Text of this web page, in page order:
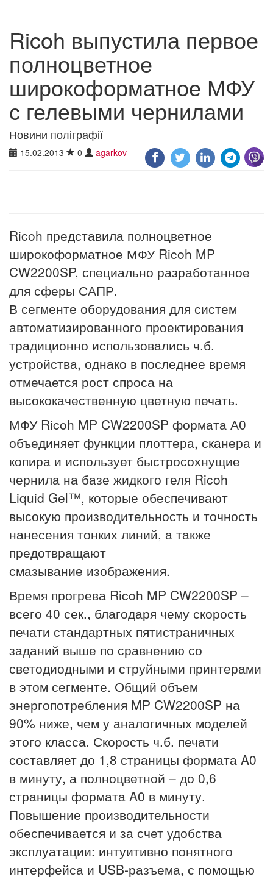
Ricoh выпустила первое
полноцветное
широкоформатное МФУ
с гелевыми чернилами
Новини поліграфії
15.02.2013 0 agarkov
Ricoh представила полноцветное
широкоформатное МФУ Ricoh MP
CW2200SP, специально разработанное
для сферы САПР.
В сегменте оборудования для систем
автоматизированного проектирования
традиционно использовались ч.б.
устройства, однако в последнее время
отмечается рост спроса на
высококачественную цветную печать.
МФУ Ricoh MP CW2200SP формата А0
объединяет функции плоттера, сканера и
копира и использует быстросохнущие
чернила на базе жидкого геля Ricoh
Liquid Gel™, которые обеспечивают
высокую производительность и точность
нанесения тонких линий, а также
предотвращают
смазывание изображения.
Время прогрева Ricoh MP CW2200SP –
всего 40 сек., благодаря чему скорость
печати стандартных пятистраничных
заданий выше по сравнению со
светодиодными и струйными принтерами
в этом сегменте. Общий объем
энергопотребления MP CW2200SP на
90% ниже, чем у аналогичных моделей
этого класса. Скорость ч.б. печати
составляет до 1,8 страницы формата A0
в минуту, а полноцветной – до 0,6
страницы формата A0 в минуту.
Повышение производительности
обеспечивается и за счет удобства
эксплуатации: интуитивно понятного
интерфейса и USB-разъема, с помощью